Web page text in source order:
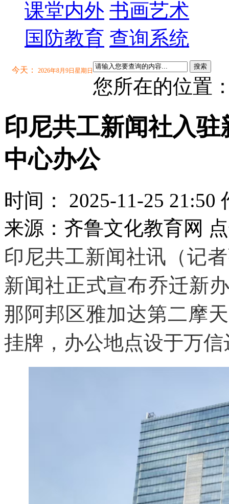
课堂内外 书画艺术
国防教育 查询系统
今天： 2026年8月9日星期日
搜索
您所在的位置
印尼共工新闻社入
中心办公
时间： 2025-11-25
来源：齐鲁文化教育网
印尼共工新闻社讯（记
新闻社正式宣布乔迁新
那阿邦区雅加达第二摩
挂牌，办公地点设于万